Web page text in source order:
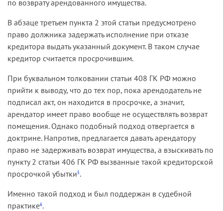
по возврату арендованного имущества.
В абзаце третьем пункта 2 этой статьи предусмотрено
право должника задержать исполнение при отказе
кредитора выдать указанный документ. В таком случае
кредитор считается просрочившим.
При буквальном толковании статьи 408 ГК РФ можно
прийти к выводу, что до тех пор, пока арендодатель не
подписал акт, он находится в просрочке, а значит,
арендатор имеет право вообще не осуществлять возврат
помещения. Однако подобный подход отвергается в
доктрине. Напротив, предлагается давать арендатору
право не задерживать возврат имущества, а взыскивать по
пункту 2 статьи 406 ГК РФ вызванные такой кредиторской
просрочкой убытки5.
Именно такой подход и был поддержан в судебной
практике6.